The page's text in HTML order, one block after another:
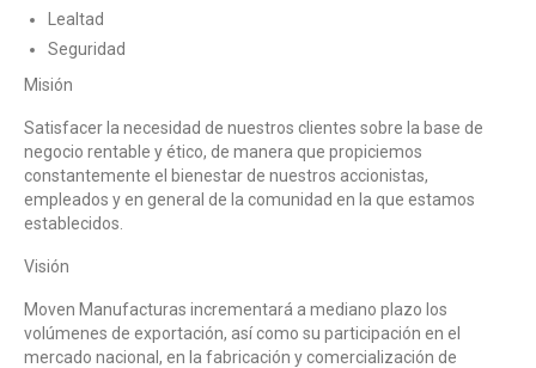
Lealtad
Seguridad
Misión
Satisfacer la necesidad de nuestros clientes sobre la base de
negocio rentable y ético, de manera que propiciemos
constantemente el bienestar de nuestros accionistas,
empleados y en general de la comunidad en la que estamos
establecidos.
Visión
Moven Manufacturas incrementará a mediano plazo los
volúmenes de exportación, así como su participación en el
mercado nacional, en la fabricación y comercialización de